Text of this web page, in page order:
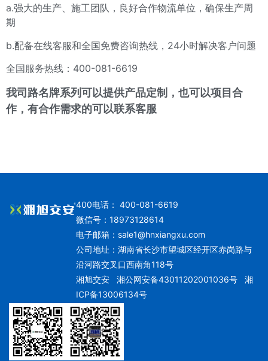
a.强大的生产、施工团队，良好合作物流单位，确保生产周
期
b.配备在线客服和全国免费咨询热线，24小时解决客户问题
全国服务热线：400-081-6619
我司路名牌系列可以提供产品定制，也可以项目合
作，有合作需求的可以联系客服
400电话： 400-081-6619
微信号：18973128614
电子邮箱： sale1@hnxiangxu.com
公司地址：湖南省长沙市望城区经开区赤岗路与
沿河路交叉口西南角118号
湘旭交安湘公网安备43011202001036号
湘
ICP备13006134号